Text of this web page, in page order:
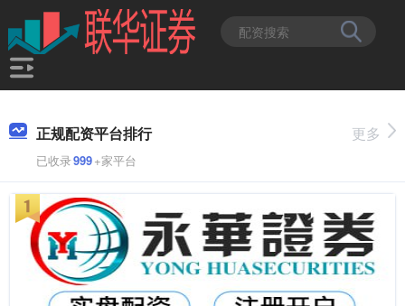
正规配资平台排行
已收录999+家平台
更多